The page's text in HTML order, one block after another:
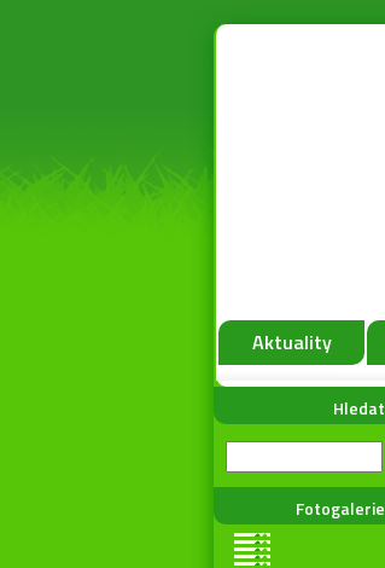
Aktuality
Hledat
Fotogalerie